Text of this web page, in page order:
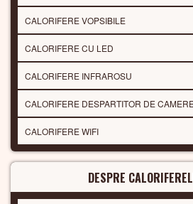
CALORIFERE VOPSIBILE
CALORIFERE CU LED
CALORIFERE INFRAROSU
CALORIFERE DESPARTITOR DE
CALORIFERE WIFI
DESPRE